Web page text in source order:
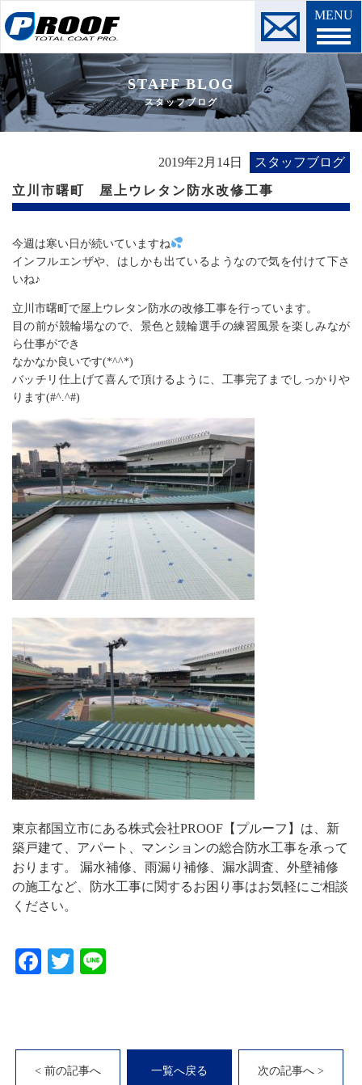
MENU
STAFF BLOG
スタッフブログ
2019年2月14日 スタッフブログ
立川市曙町 屋上ウレタン防水改修工事
今週は寒い日が続いていますね
インフルエンザや、はしかも出ているようなので気を付けて下さ
いね♪
立川市曙町で屋上ウレタン防水の改修工事を行っています。
目の前が競輪場なので、景色と競輪選手の練習風景を楽しみなが
ら仕事ができ
なかなか良いです(*^^*)
バッチリ仕上げて喜んで頂けるように、工事完了までしっかりや
ります(#^.^#)
東京都国立市にある株式会社PROOF【プルーフ】は、新
築戸建て、アパート、マンションの総合防水工事を承って
おります。 漏水補修、雨漏り補修、漏水調査、外壁補修
の施工など、防水工事に関するお困り事はお気軽にご相談
ください。
Facebook
Twitter
< 前の記事へ 一覧へ戻る 次の記事へ >